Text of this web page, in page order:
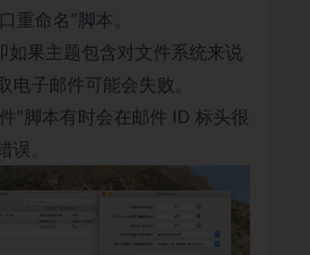
重命名”脚本。
如果主题包含对文件系统来说
电子邮件可能会失败。
”脚本有时会在邮件 ID 标头很
。